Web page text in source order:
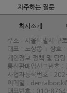
자주하는 질문
회사소개
주소 : 서울특별시 구
대표 : 노상종
상호 :
개인정보 정책 및 담
통신판매업신고번호
사업자등록번호 :
이메일 :
대표번호 : 010-